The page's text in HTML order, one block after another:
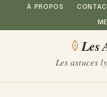
Aller
au
À PROPOS
Les
Les astuces